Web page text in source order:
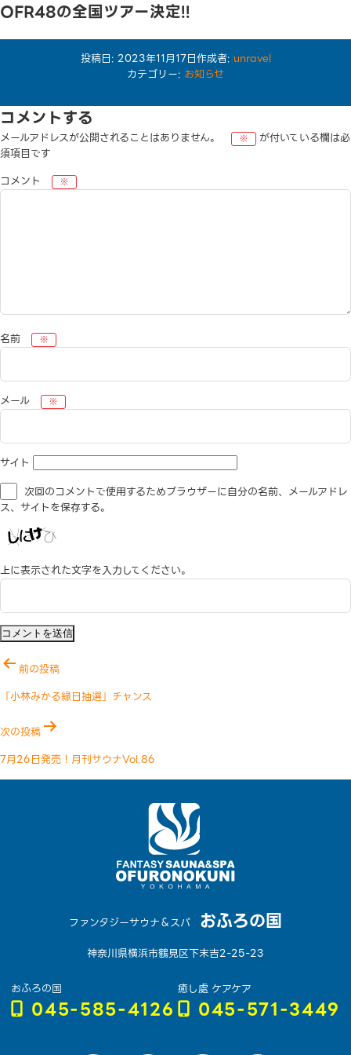
OFR48の全国ツアー決定!!
OFR48の全国ツアー決定!! おふろの国は9/18（月）19時！
投稿日: 2023年11月17日作成者: unravel
カテゴリー: お知らせ
コメントする
メールアドレスが公開されることはありません。 ※
が付いている欄は必
須項目です
コメント
※
名前 ※
メール ※
サイト
次回のコメントで使用するためブラウザーに自分の名前、メールアドレ
ス、サイトを保存する。
上に表示された文字を入力してください。
投
稿
ビ
ゲ
ー
前の投稿
「小林みかる縁日抽選」チャンス
次の投稿
7月26日発売！月刊サウナVol.86
ファンタジーサウナ＆スパ おふろの国
神奈川県横浜市鶴見区下末吉2-25-23
おふろの国
045-585-4126
癒し處 ケアケア
045-571-3449